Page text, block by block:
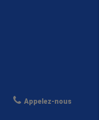
Appelez-nous